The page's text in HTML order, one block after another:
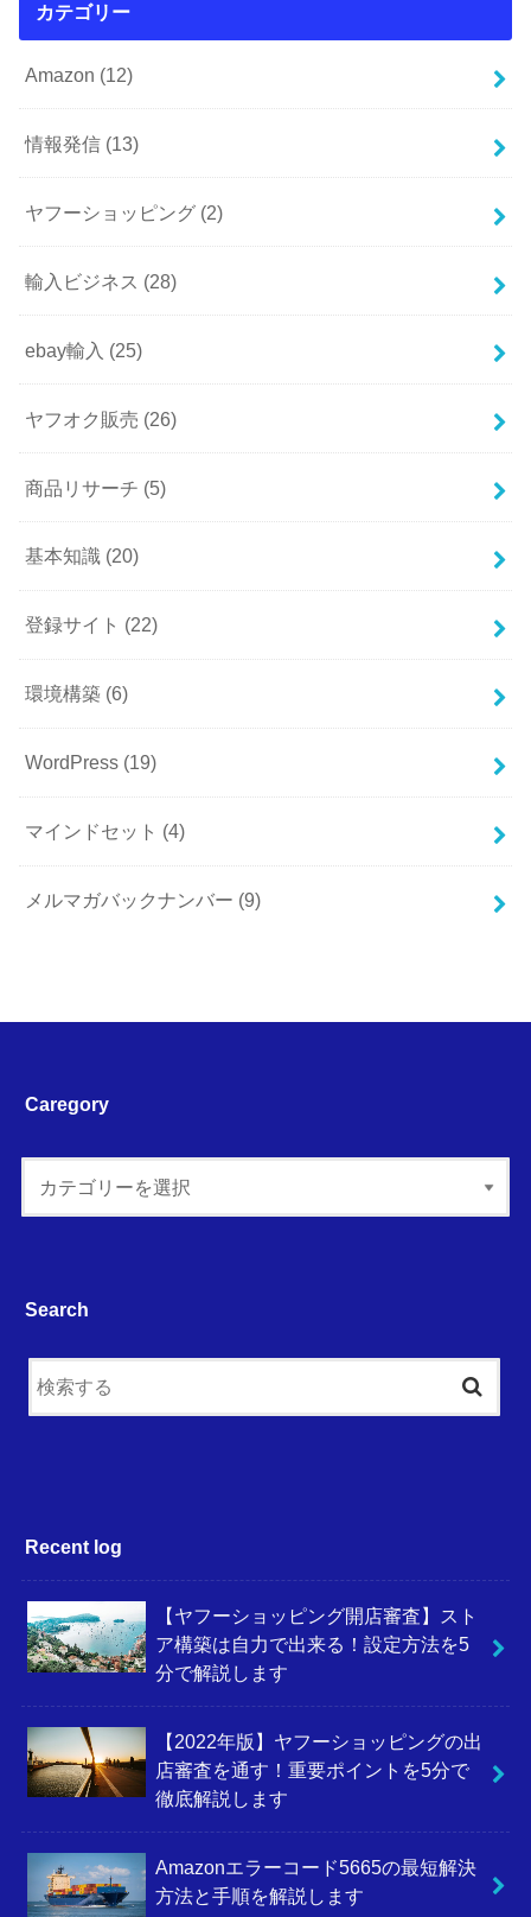
カテゴリー
Amazon (12)
情報発信 (13)
ヤフーショッピング (2)
輸入ビジネス (28)
ebay輸入 (25)
ヤフオク販売 (26)
商品リサーチ (5)
基本知識 (20)
登録サイト (22)
環境構築 (6)
WordPress (19)
マインドセット (4)
メルマガバックナンバー (9)
Caregory
Search
Recent log
【ヤフーショッピング開店審査】スト
ア構築は自力で出来る！設定方法を5
分で解説します
【2022年版】ヤフーショッピングの出
店審査を通す！重要ポイントを5分で
徹底解説します
Amazonエラーコード5665の最短解決
方法と手順を解説します